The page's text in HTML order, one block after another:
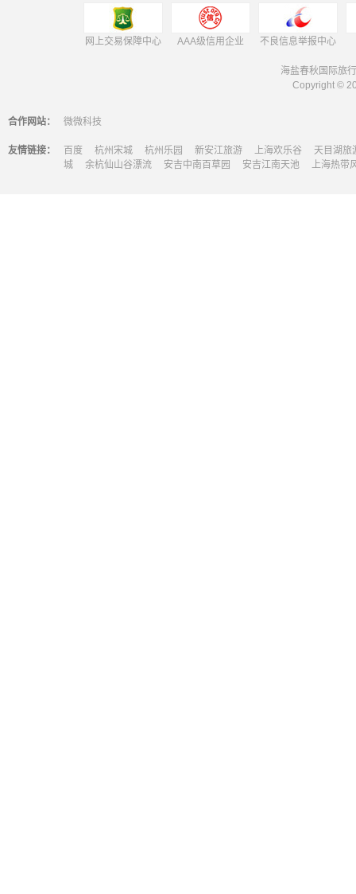
网上交易保障中心 AAA级信用企业 不良信息举报中心
海盐春秋国际旅
Copyright ©
合作网站： 微微科技
友情链接： 百度 杭州宋城 杭州乐园 新安江旅游 上海欢乐谷
天目湖旅
城
余杭仙山谷漂流 安吉中南百草园 安吉江南天池 上海热带